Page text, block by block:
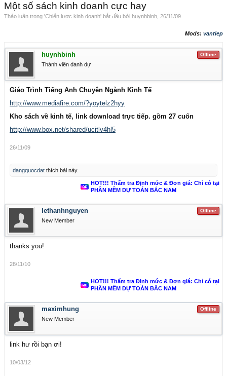
Một số sách kinh doanh cực hay
Thảo luận trong 'Chiến lược kinh doanh' bắt đầu bởi huynhbinh 26/11/09
Mods: vantiep
Offline
huynhbinh
Thành viên danh dự
Giáo Trình Tiếng Anh Chuyên Ngành Kinh Tế
http://www.mediafire.com/?yoytelz2hyy
Kho sách về kinh tế, link download trực tiếp. gồm 27 cuốn
http://www.box.net/shared/ucitlv4hl5
26/11/09
dangquocdat thích bài này.
HOT!!! Thẩm tra Định mức & Đơn giá: Chỉ có tại
PHẦN MỀM DỰ TOÁN BẮC NAM
Offline
lethanhnguyen
New Member
thanks you!
28/11/10
HOT!!! Thẩm tra Định mức & Đơn giá: Chỉ có tại
PHẦN MỀM DỰ TOÁN BẮC NAM
Offline
maximhung
New Member
link hư rồi bạn ơi!
10/03/12